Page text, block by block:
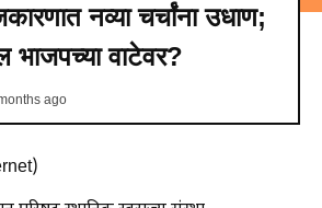
नव्या चर्चांना उधाण;
भाजपच्या वाटेवर?
ago